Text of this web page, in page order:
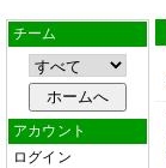
チーム
アカウント
ログイン